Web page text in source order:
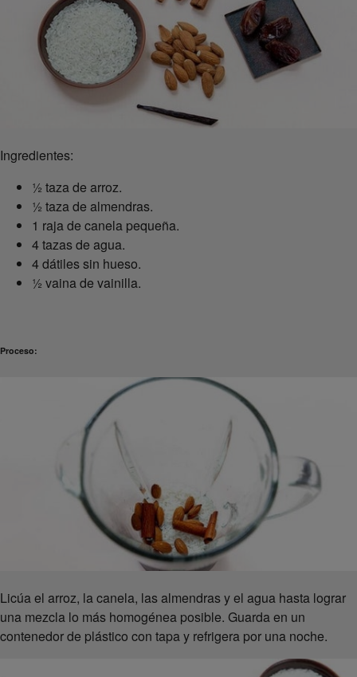
Ingredientes:
½ taza de arroz.
½ taza de almendras.
1 raja de canela pequeña.
4 tazas de agua.
4 dátiles sin hueso.
½ vaina de vainilla.
Proceso:
Licúa el arroz, la canela, las almendras y el agua hasta lograr
una mezcla lo más homogénea posible. Guarda en un
contenedor de plástico con tapa y refrigera por una noche.